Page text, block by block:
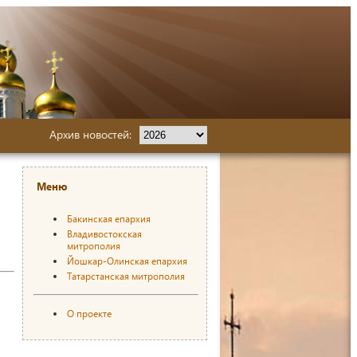
Архив новостей:
Меню
Бакинская епархия
Владивостокская
митрополия
Йошкар-Олинская епархия
Татарстанская митрополия
О проекте